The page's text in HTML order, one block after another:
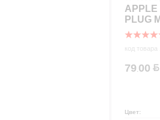
APPLE
PLUG
код товара
79.00
Цвет: